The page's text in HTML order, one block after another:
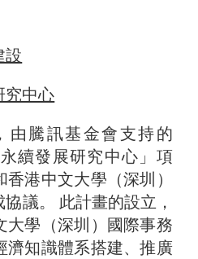
設
究中心
由騰訊基金會支持的
續發展研究中心」項
港中文大學（深圳）
議。 此計畫的設立，
大學（深圳）國際事務
濟知識體系搭建、推廣